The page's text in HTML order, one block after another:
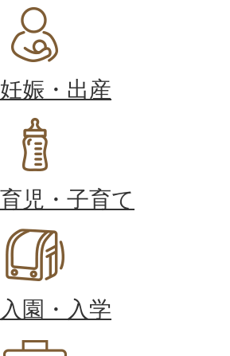
妊娠・出産
育児・子育て
入園・入学